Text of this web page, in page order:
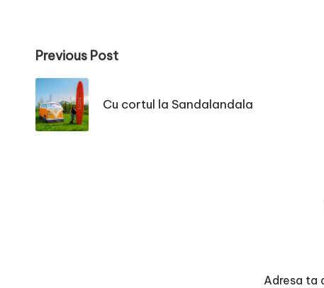
Post
navigation
Previous Post
Cu cortul la Sandalandala
Adresa ta